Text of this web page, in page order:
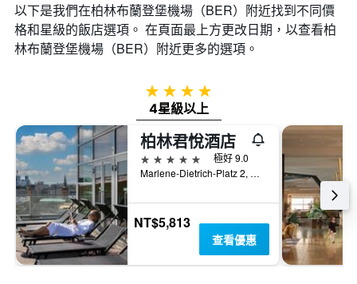
以下是我們在柏林布蘭登堡機場​（BER​）附近找到不同價
格和星級的飯店選項。 在頁面最上方更改日期，以查看柏
林布蘭登堡機場​（BER​）附近更多的選項。
4星級
4星級以上
柏林君悅酒店
5星級
極好 9.0
Marlene-Dietrich-Platz 2, 柏林, 德國
NT$5,813
查看優惠